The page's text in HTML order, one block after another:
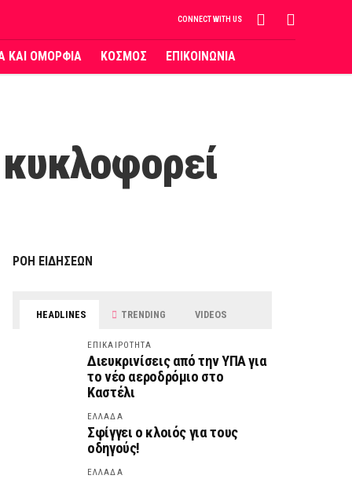
CONNECT WITH US
ΚΑΙ ΟΜΟΡΦΙΑ ΚΟΣΜΟΣ ΕΠΙΚΟΙΝΩΝΙΑ
ΡΟΗ ΕΙΔΗΣΕΩΝ
HEADLINES TRENDING VIDEOS
ΕΠΙΚΑΙΡΟΤΗΤΑ
Διευκρινίσεις από την ΥΠΑ για
το νέο αεροδρόμιο στο
Καστέλι
ΕΛΛΑΔΑ
Σφίγγει ο κλοιός για τους
οδηγούς!
ΕΛΛΑΔΑ